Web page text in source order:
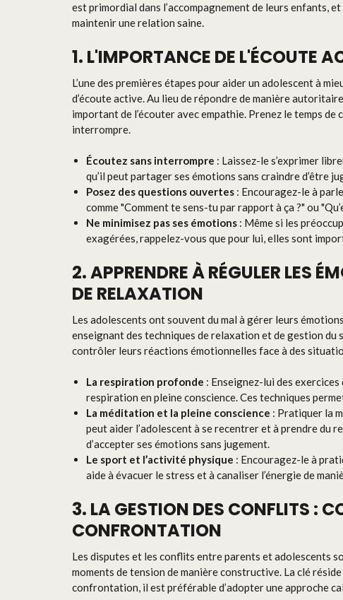
est primordial dans l’accompagnement de leurs enfants,
maintenir une relation saine.
1. L'IMPORTANCE DE L'ÉCOUTE
L’une des premières étapes pour aider un adolescent à
d’écoute active. Au lieu de répondre de manière
important de l’écouter avec empathie. Prenez le temps
interrompre.
Écoutez sans interrompre : Laissez-le s’exprimer
qu’il peut partager ses émotions sans craindre d’être
Posez des questions ouvertes : Encouragez-le à
comme "Comment te sens-tu par rapport à ça ?" ou
Ne minimisez pas ses émotions : Même si les
exagérées, rappelez-vous que pour lui, elles sont
2. APPRENDRE À RÉGULER LES
DE RELAXATION
Les adolescents ont souvent du mal à gérer leurs
enseignant des techniques de relaxation et de gestion
contrôler leurs réactions émotionnelles face à des
La respiration profonde : Enseignez-lui des
respiration en pleine conscience. Ces techniques
La méditation et la pleine conscience : Pratiquer la
peut aider l’adolescent à se recentrer et à prendre du
d’accepter ses émotions sans jugement.
Le sport et l’activité physique : Encouragez-le à
aide à évacuer le stress et à canaliser l’énergie de
3. LA GESTION DES CONFLITS :
CONFRONTATION
Les disputes et les conflits entre parents et adolescents
moments de tension de manière constructive. La clé
confrontation, il est préférable d’adopter une approche